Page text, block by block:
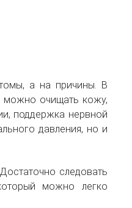
а на причины. В
можно очищать кожу,
поддержка нервной
давления, но и
следовать
можно легко